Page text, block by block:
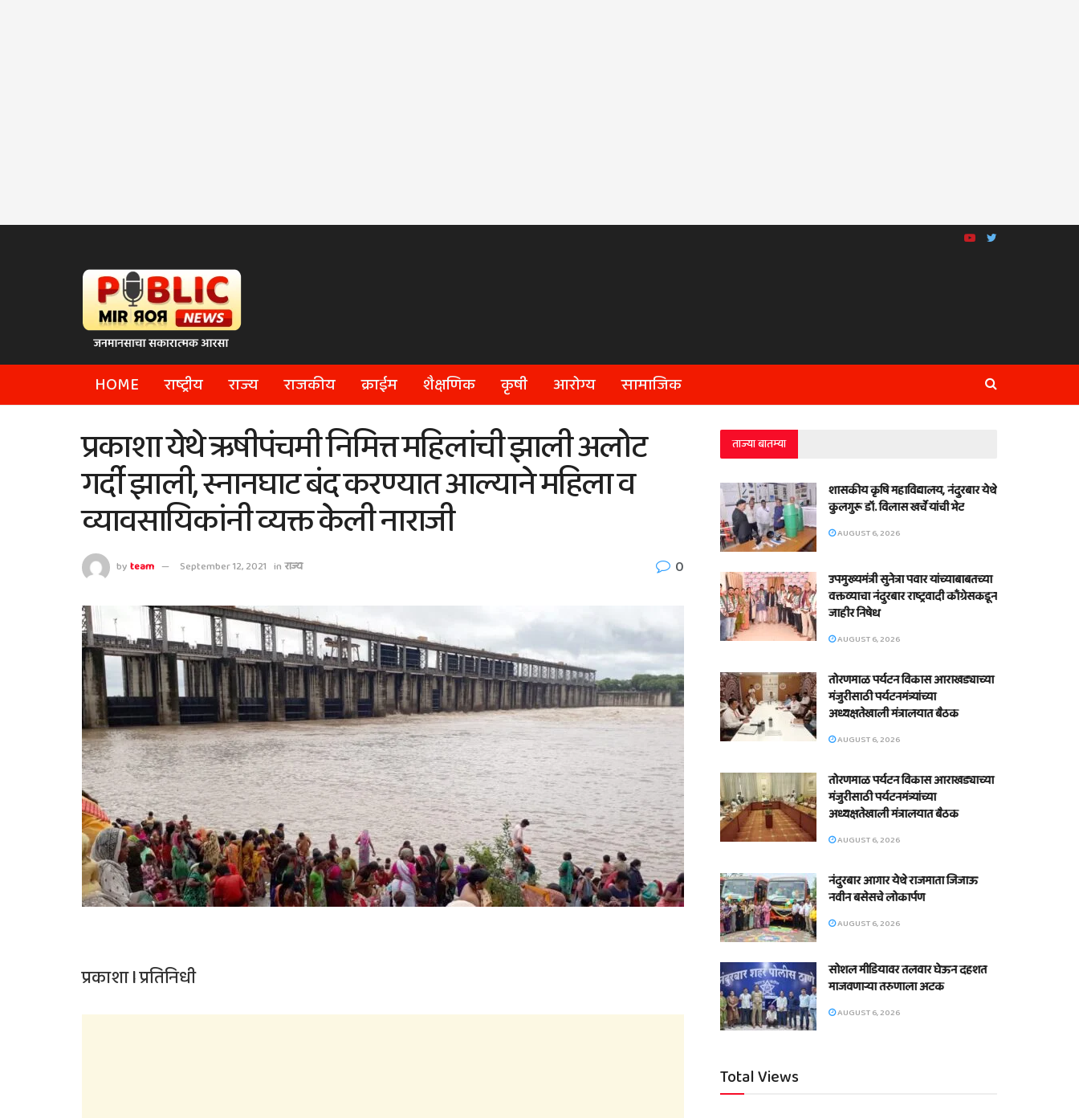
HOME राष्ट्रीय राज्य राजकीय क्राईम शैक्षणिक कृषी आरोग्य सामाजिक
प्रकाशा येथे ऋषीपंचमी निमित्त महिलांची झाली अलोट
गर्दी झाली, स्नानघाट बंद करण्यात आल्याने महिला व
व्यावसायिकांनी व्यक्त केली नाराजी
byteam September 12, 2021 inराज्य 0
प्रकाशा l प्रतिनिधी
ताज्या बातम्या
शासकीय कृषि महाविद्यालय, नंदुरबार येथे
कुलगुरू डॉ. विलास खर्चे यांची भेट
AUGUST 6, 2026
उपमुख्यमंत्री सुनेत्रा पवार यांच्याबाबतच्या
वक्तव्याचा नंदुरबार राष्ट्रवादी काँग्रेसकडून
जाहीर निषेध
AUGUST 6, 2026
तोरणमाळ पर्यटन विकास आराखड्याच्या
मंजुरीसाठी पर्यटनमंत्र्यांच्या
अध्यक्षतेखाली मंत्रालयात बैठक
AUGUST 6, 2026
तोरणमाळ पर्यटन विकास आराखड्याच्या
मंजुरीसाठी पर्यटनमंत्र्यांच्या
अध्यक्षतेखाली मंत्रालयात बैठक
AUGUST 6, 2026
नंदुरबार आगार येथे राजमाता जिजाऊ
नवीन बसेसचे लोकार्पण
AUGUST 6, 2026
सोशल मीडियावर तलवार घेऊन दहशत
माजवणाऱ्या तरुणाला अटक
AUGUST 6, 2026
Total Views